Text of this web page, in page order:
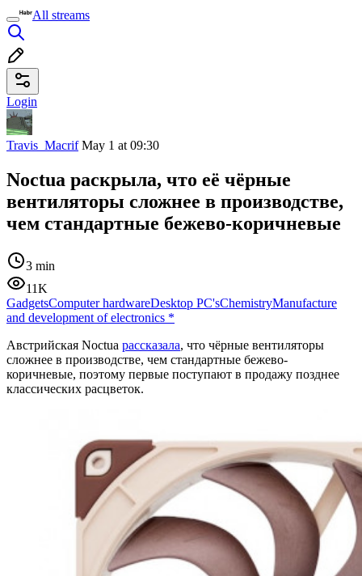
All streams
Login
Travis_MacrifMay 1 at 09:30
Noctua раскрыла, что её чёрные
вентиляторы сложнее в производстве,
чем стандартные бежево-коричневые
3 min
11K
GadgetsComputer hardwareDesktop PC'sChemistryManufacture
and development of electronics *
Австрийская Noctua рассказала, что чёрные вентиляторы
сложнее в производстве, чем стандартные бежево-
коричневые, поэтому первые поступают в продажу позднее
классических расцветок.